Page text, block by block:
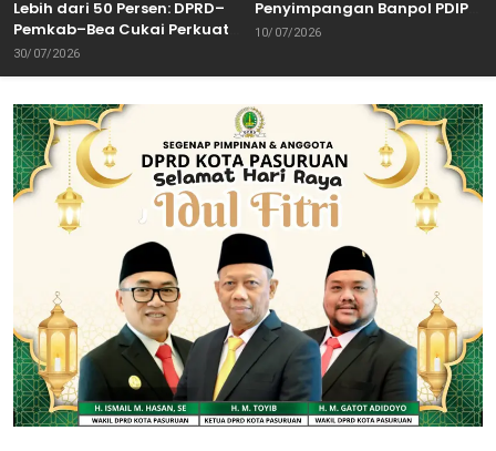
Lebih dari 50 Persen: DPRD–
Pemkab–Bea Cukai Perkuat
Perang Melawan Peredaran
Rokok Ilegal
30/07/2026
Penyimpangan Banpol PDIP
Pasuruan Dinyatakan
Cabut Laporan”
10/07/2026